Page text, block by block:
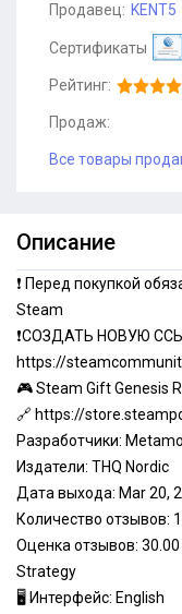
Продавец: KENT5
Сертификаты
Рейтинг:
Продаж:
Все товары
Описание
❗ Перед покупкой
Steam
❗СОЗДАТЬ НОВУЮ
https://
🎮 Steam Gift Genesis
🔗 https://
Разработчики:
Издатели: THQ Nordic
Дата выхода: Mar 20,
Количество отзывов:
Оценка отзывов: 30.00
Strategy
🖥 Интерфейс: English